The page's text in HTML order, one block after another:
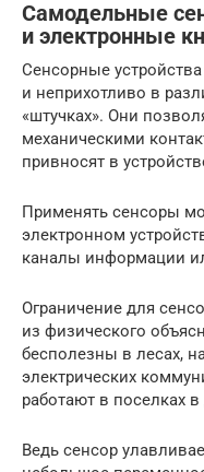
Самодельные
и электронные
Сенсорные
и неприхотливо в
«штучках». Они
механическими
привносят в
Применять сенсоры
электронном
каналы информации
Ограничение для
из физического
бесполезны в лесах,
электрических
работают в поселках
Ведь сенсор